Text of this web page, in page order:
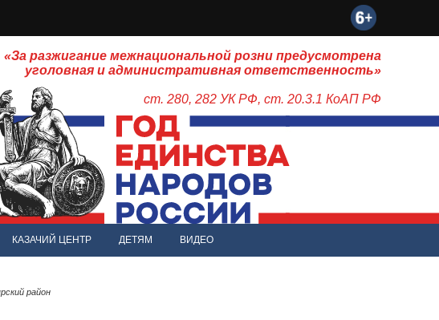
«За разжигание межнациональной розни предусмотрена
уголовная и административная ответственность»
ст. 280, 282 УК РФ, ст. 20.3.1 КоАП РФ
КАЗАЧИЙ ЦЕНТР ДЕТЯМ ВИДЕО
район